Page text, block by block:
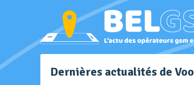
Dernières actualités de Voo